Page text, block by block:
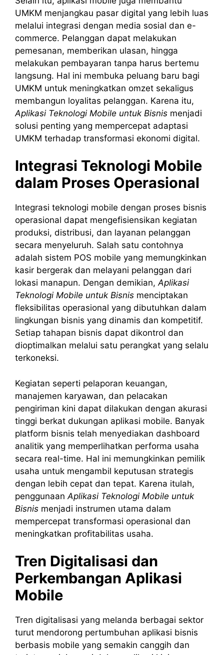
UMKM menjangkau pasar digital yang lebih luas
melalui integrasi dengan media sosial dan e-
commerce. Pelanggan dapat melakukan
pemesanan, memberikan ulasan, hingga
melakukan pembayaran tanpa harus bertemu
langsung. Hal ini membuka peluang baru bagi
UMKM untuk meningkatkan omzet sekaligus
membangun loyalitas pelanggan. Karena itu,
Aplikasi Teknologi Mobile untuk Bisnis menjadi
solusi penting yang mempercepat adaptasi
UMKM terhadap transformasi ekonomi digital.
Integrasi Teknologi Mobile
dalam Proses Operasional
Integrasi teknologi mobile dengan proses bisnis
operasional dapat mengefisiensikan kegiatan
produksi, distribusi, dan layanan pelanggan
secara menyeluruh. Salah satu contohnya
adalah sistem POS mobile yang memungkinkan
kasir bergerak dan melayani pelanggan dari
lokasi manapun. Dengan demikian,Aplikasi
Teknologi Mobile untuk Bisnis menciptakan
fleksibilitas operasional yang dibutuhkan dalam
lingkungan bisnis yang dinamis dan kompetitif.
Setiap tahapan bisnis dapat dikontrol dan
dioptimalkan melalui satu perangkat yang selalu
terkoneksi.
Kegiatan seperti pelaporan keuangan,
manajemen karyawan, dan pelacakan
pengiriman kini dapat dilakukan dengan akurasi
tinggi berkat dukungan aplikasi mobile. Banyak
platform bisnis telah menyediakan dashboard
analitik yang memperlihatkan performa usaha
secara real-time. Hal ini memungkinkan pemilik
usaha untuk mengambil keputusan strategis
dengan lebih cepat dan tepat. Karena itulah,
penggunaan Aplikasi Teknologi Mobile untuk
Bisnis menjadi instrumen utama dalam
mempercepat transformasi operasional dan
meningkatkan profitabilitas usaha.
Tren Digitalisasi dan
Perkembangan Aplikasi
Mobile
Tren digitalisasi yang melanda berbagai sektor
turut mendorong pertumbuhan aplikasi bisnis
berbasis mobile yang semakin canggih dan